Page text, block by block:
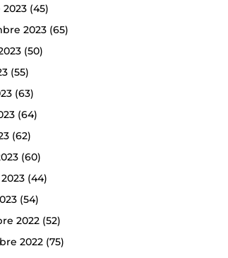
(45)
2023(65)
(50)
(55)
(63)
(64)
(62)
(60)
(44)
(54)
2022(52)
2022(75)